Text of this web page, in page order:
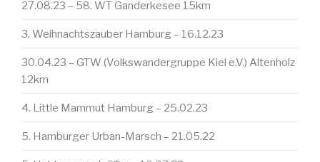
27.08.23 – 58. WT Ganderkesee 15km
3. Weihnachtszauber Hamburg – 16.12.23
30.04.23 – GTW (Volkswandergruppe Kiel e.V.) Altenholz
12km
4. Little Mammut Hamburg – 25.02.23
5. Hamburger Urban-Marsch – 21.05.22